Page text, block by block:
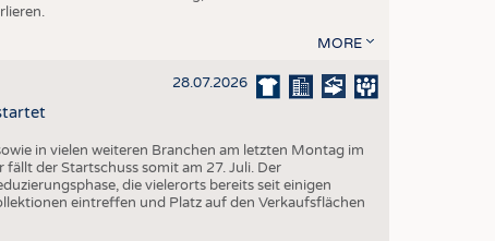
MORE
28.07.2026
in vielen weiteren Branchen am letzten Montag im
der Startschuss somit am 27. Juli. Der
die vielerorts bereits seit einigen
eintreffen und Platz auf den Verkaufsflächen